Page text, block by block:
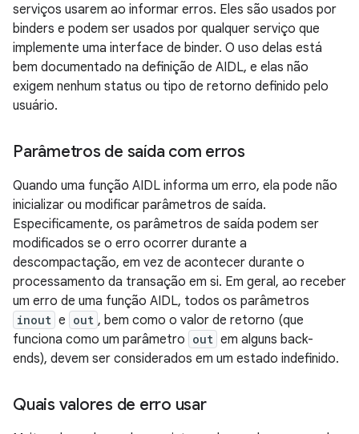
serviços usarem ao informar erros. Eles são usados por
binders e podem ser usados por qualquer serviço que
implemente uma interface de binder. O uso delas está
bem documentado na definição de AIDL, e elas não
exigem nenhum status ou tipo de retorno definido pelo
usuário.
Parâmetros de saída com erros
Quando uma função AIDL informa um erro, ela pode não
inicializar ou modificar parâmetros de saída.
Especificamente, os parâmetros de saída podem ser
modificados se o erro ocorrer durante a
descompactação, em vez de acontecer durante o
processamento da transação em si. Em geral, ao receber
um erro de uma função AIDL, todos os parâmetros
inout e out , bem como o valor de retorno (que
funciona como um parâmetro out em alguns back-
ends), devem ser considerados em um estado indefinido.
Quais valores de erro usar